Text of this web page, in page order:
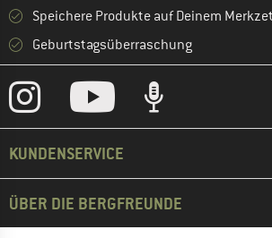
Speichere Produkte auf Deinem
Geburtstagsüberraschung
KUNDENSERVICE
ÜBER DIE BERGFREUNDE